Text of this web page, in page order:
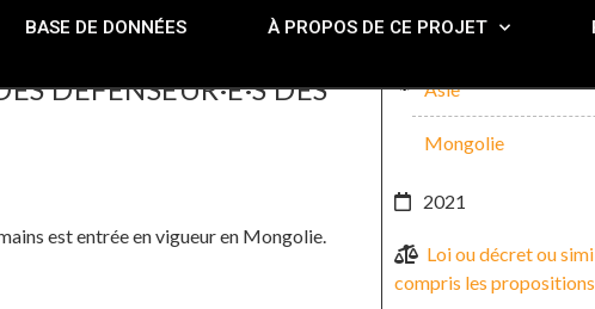
BASE DE DONNÉES À PROPOS DE CE PROJET
DÉFENSEUR·E·S DES
est entrée en vigueur en Mongolie.
Asie
Mongolie
2021
Loi ou décret ou
compris les